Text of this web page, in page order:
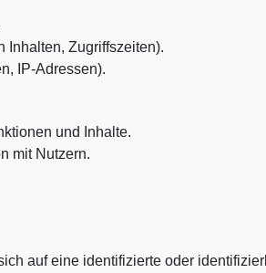
Inhalten, Zugriffszeiten).
IP-Adressen).
und Inhalte.
mit Nutzern.
auf eine identifizierte oder